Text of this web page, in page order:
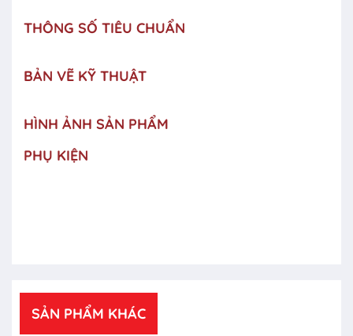
THÔNG SỐ TIÊU CHUẨN
BẢN VẼ KỸ THUẬT
HÌNH ẢNH SẢN PHẨM
PHỤ KIỆN
SẢN PHẨM KHÁC